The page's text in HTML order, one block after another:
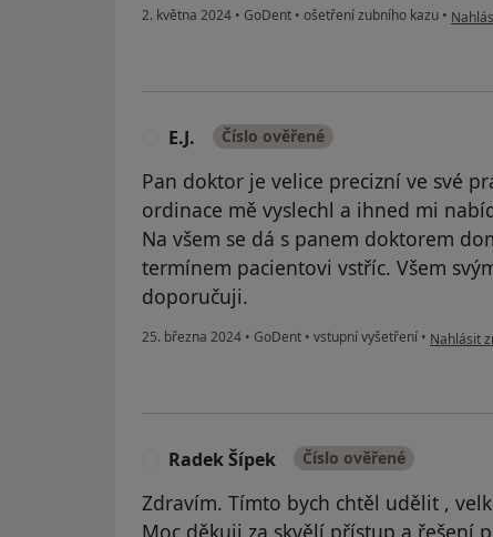
2. května 2024 • GoDent • ošetření zubního kazu • podle
E.J. Číslo ověřené
Pan doktor je velice precizní ve své
ordinace mě vyslechl a ihned mi
Na všem se dá s panem doktorem
termínem pacientovi vstříc. Všem
doporučuji.
25. března 2024 • GoDent • vstupní vyšetření • podle
Nahlásit
Radek Šípek Číslo ověřené
Zdravím. Tímto bych chtěl udělit ,
Moc děkuji za skvělí přístup a řešení